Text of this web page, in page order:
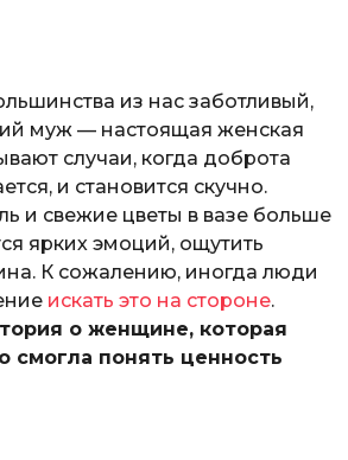
из нас заботливый,
муж — настоящая женская
случаи, когда доброта
и становится скучно.
и свежие цветы в вазе больше
ярких эмоций, ощутить
К сожалению, иногда люди
искать это на стороне.
о женщине, которая
смогла понять ценность